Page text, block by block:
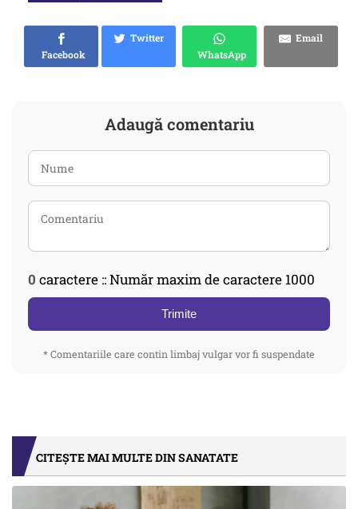
Facebook
Twitter
WhatsApp
Email
Adaugă comentariu
0 caractere :: Număr maxim de caractere 1000
Trimite
* Comentariile care contin limbaj vulgar vor fi suspendate
CITEȘTE MAI MULTE DIN SANATATE